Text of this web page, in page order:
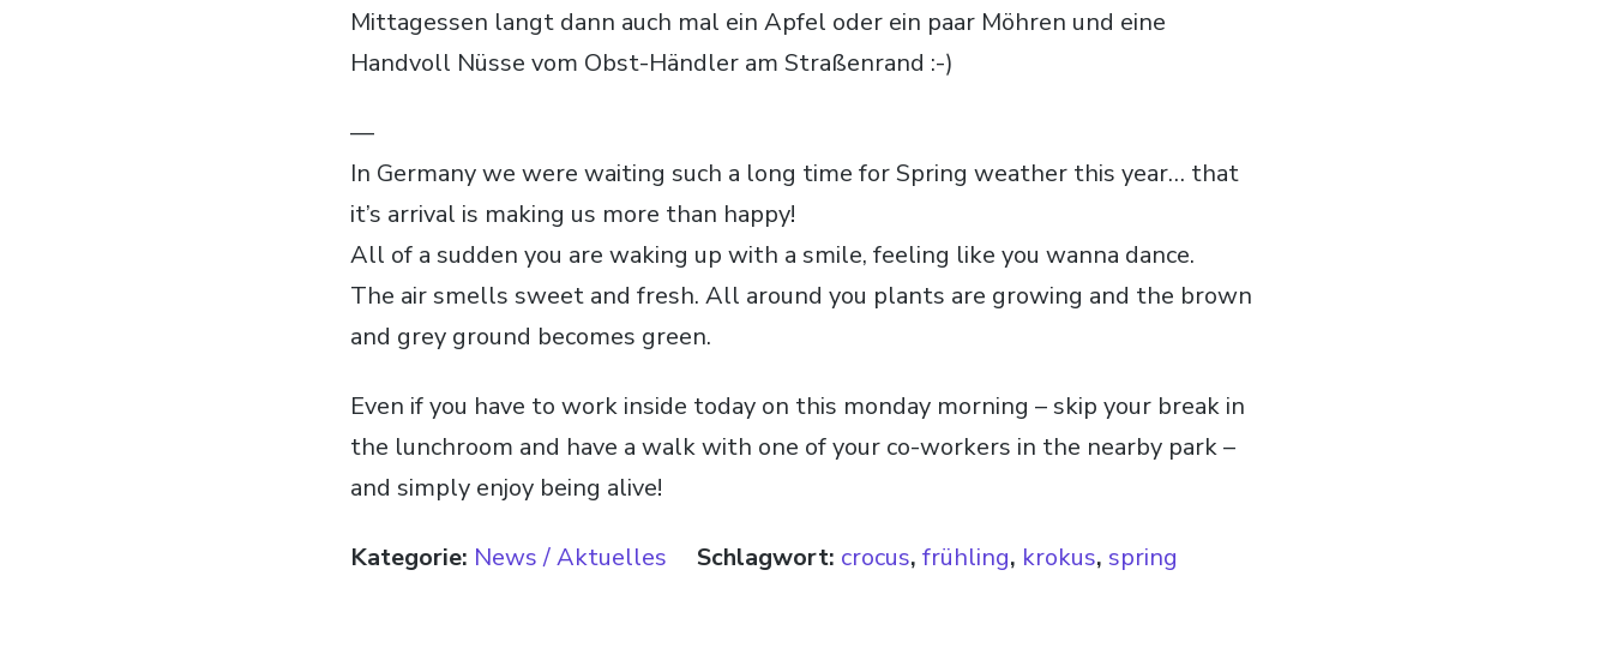
Mittagessen langt dann auch mal ein Apfel oder ein paar Möhren und eine
Handvoll Nüsse vom Obst-Händler am Straßenrand :-)
—
In Germany we were waiting such a long time for Spring weather this year… that
it’s arrival is making us more than happy!
All of a sudden you are waking up with a smile, feeling like you wanna dance.
The air smells sweet and fresh. All around you plants are growing and the brown
and grey ground becomes green.
Even if you have to work inside today on this monday morning – skip your break in
the lunchroom and have a walk with one of your co-workers in the nearby park –
and simply enjoy being alive!
Kategorie: News / Aktuelles Schlagwort: crocus,frühling, krokus,spring